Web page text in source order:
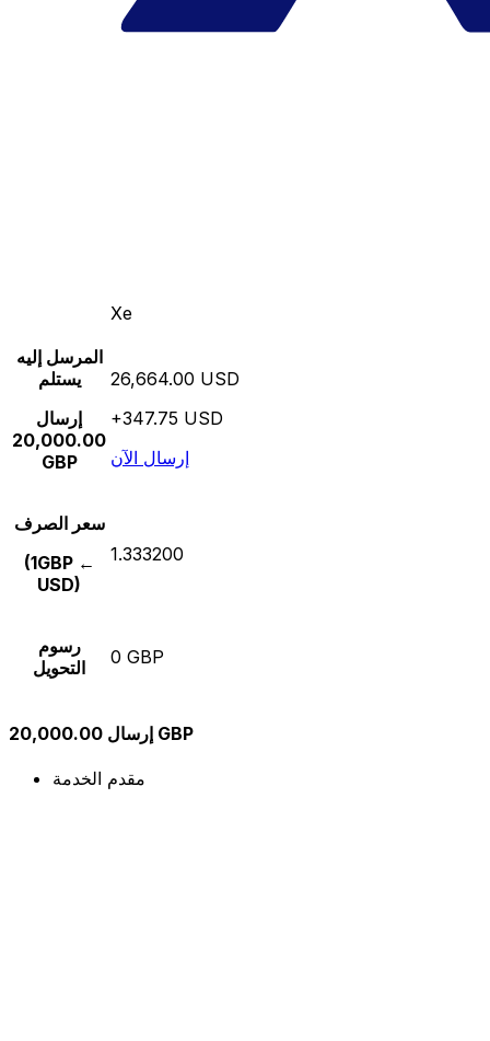
Xe
المرسل إليه
يستلم
إرسال
20,000.00
GBP
26,664.00 USD
+347.75 USD
إرسال الآن
سعر الصرف
(1GBP ←
USD)
1.333200
رسوم
التحويل
0 GBP
إرسال 20,000.00 GBP
مقدم الخدمة